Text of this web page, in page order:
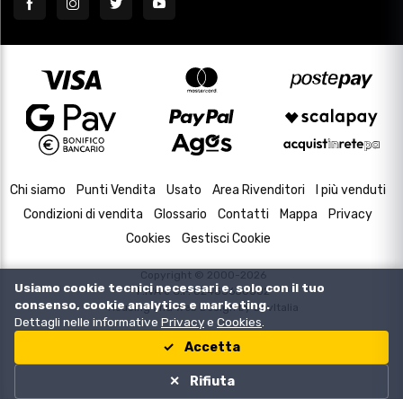
Chi siamo Punti Vendita Usato Area Rivenditori
I più venduti
Condizioni di vendita
Glossario Contatti Mappa
Privacy
Cookies
Gestisci Cookie
Copyright © 2000-2026
P.IVA e C.F. 02433630502
Housing and Web Design byDevItalia
Usiamo cookie tecnici necessari e, solo con il tuo
consenso, cookie analytics e marketing.
Dettagli nelle informative Privacye Cookies
Accetta
Rifiuta